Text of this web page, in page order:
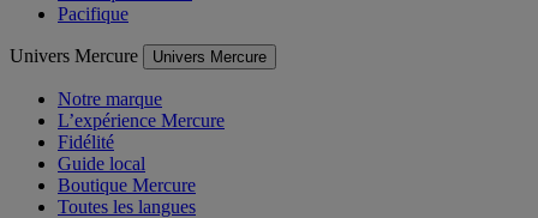
Pacifique
Univers Mercure Univers Mercure
Notre marque
L’expérience Mercure
Fidélité
Guide local
Boutique Mercure
Toutes les langues